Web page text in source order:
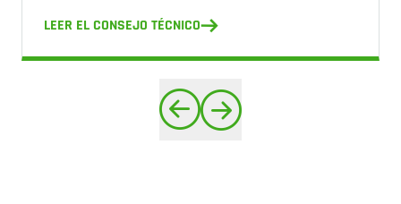
LEER EL CONSEJO TÉCNICO